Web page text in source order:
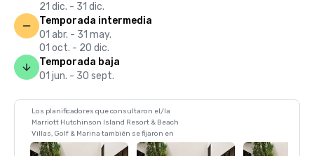
21 dic. - 31 dic.
Temporada intermedia
01 abr. - 31 may.
01 oct. - 20 dic.
Temporada baja
01 jun. - 30 sept.
Los planificadores que consultaron el/la
Marriott Hutchinson Island Resort & Beach
Villas, Golf & Marina también se fijaron en